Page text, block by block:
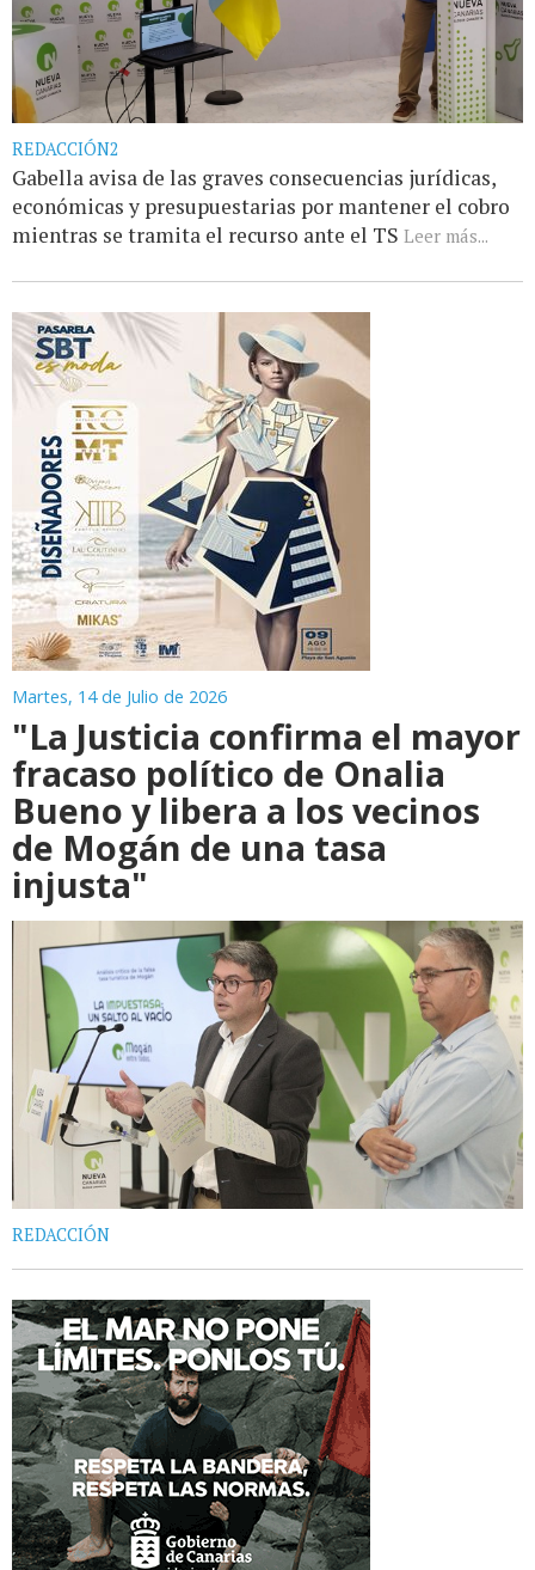
REDACCIÓN2
Gabella avisa de las graves consecuencias jurídicas,
económicas y presupuestarias por mantener el cobro
mientras se tramita el recurso ante el TS Leer más...
Martes, 14 de Julio de 2026
"La Justicia confirma el mayor
fracaso político de Onalia
Bueno y libera a los vecinos
de Mogán de una tasa
injusta"
REDACCIÓN